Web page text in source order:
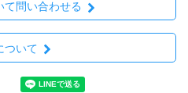
て問い合わせる
ついて